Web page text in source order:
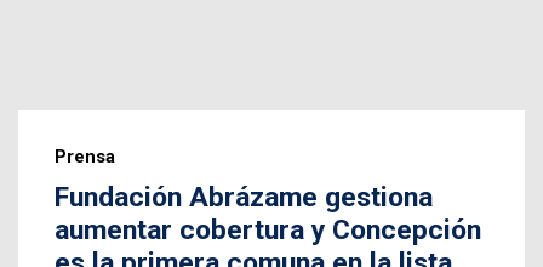
Prensa
Fundación Abrázame gestiona
aumentar cobertura y Concepción